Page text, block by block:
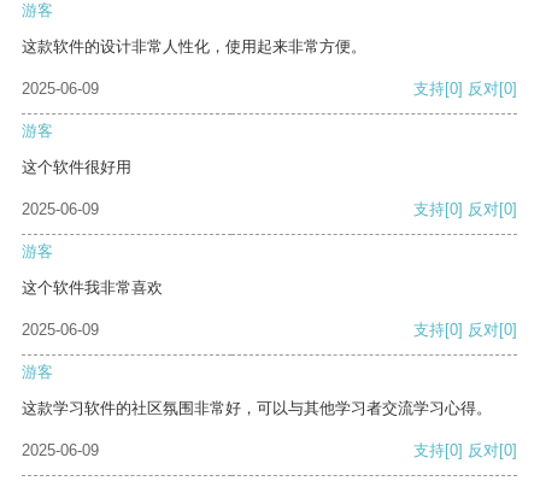
游客
这款软件的设计非常人性化，使用起来非常方便。
2025-06-09 支持[0] 反对[0]
游客
这个软件很好用
2025-06-09 支持[0] 反对[0]
游客
这个软件我非常喜欢
2025-06-09 支持[0] 反对[0]
游客
这款学习软件的社区氛围非常好，可以与其他学习者交流学习心得。
2025-06-09 支持[0] 反对[0]